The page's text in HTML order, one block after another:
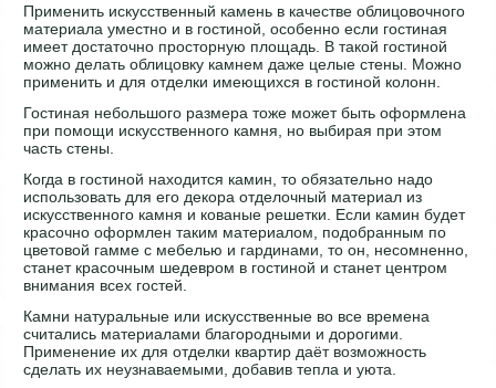
Применить искусственный камень в качестве облицовочного
материала уместно и в гостиной, особенно если гостиная
имеет достаточно просторную площадь. В такой гостиной
можно делать облицовку камнем даже целые стены. Можно
применить и для отделки имеющихся в гостиной колонн.
Гостиная небольшого размера тоже может быть оформлена
при помощи искусственного камня, но выбирая при этом
часть стены.
Когда в гостиной находится камин, то обязательно надо
использовать для его декора отделочный материал из
искусственного камня и кованые решетки. Если камин будет
красочно оформлен таким материалом, подобранным по
цветовой гамме с мебелью и гардинами, то он, несомненно,
станет красочным шедевром в гостиной и станет центром
внимания всех гостей.
Камни натуральные или искусственные во все времена
считались материалами благородными и дорогими.
Применение их для отделки квартир даёт возможность
сделать их неузнаваемыми, добавив тепла и уюта.